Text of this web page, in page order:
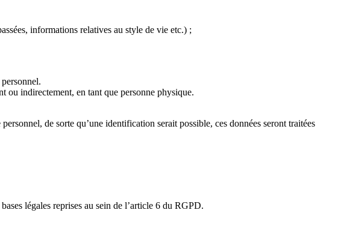
informations relatives au style de vie etc.) ;
ou indirectement, en tant que personne physique.
de sorte qu’une identification serait possible, ces données seront traitées
légales reprises au sein de l’article 6 du RGPD.